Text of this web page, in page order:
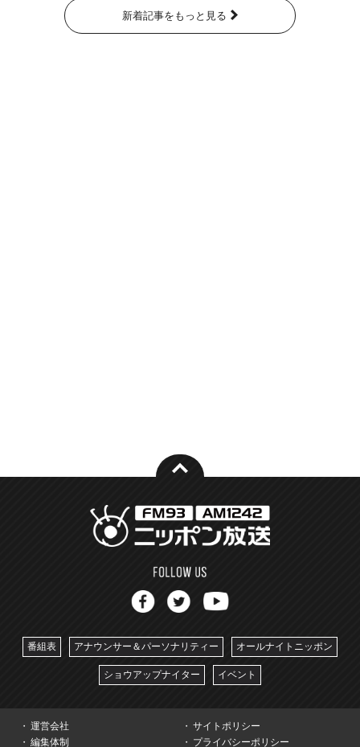
新着記事をもっと見る
番組表 アナウンサー＆パーソナリティー オールナイトニッポン
ショウアップナイター イベント
運営会社
サイトポリシー
編集体制
プライバシーポリシー